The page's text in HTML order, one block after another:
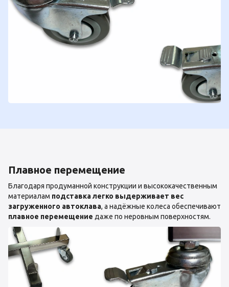
Плавное перемещение
Благодаря продуманной конструкции и высококачественным
материалам подставка легко выдерживает вес
загруженного автоклава, а надёжные колеса обеспечивают
плавное перемещение даже по неровным поверхностям.